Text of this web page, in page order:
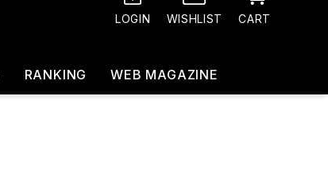
LOGIN WISHLIST CART
RANKING WEB MAGAZINE